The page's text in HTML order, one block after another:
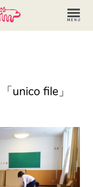
unico file」